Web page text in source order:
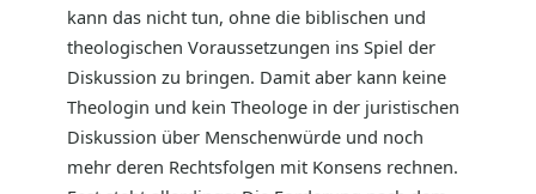
kann das nicht tun, ohne die biblischen und
theologischen Voraussetzungen ins Spiel der
Diskussion zu bringen. Damit aber kann keine
Theologin und kein Theologe in der juristischen
Diskussion über Menschenwürde und noch
mehr deren Rechtsfolgen mit Konsens rechnen.